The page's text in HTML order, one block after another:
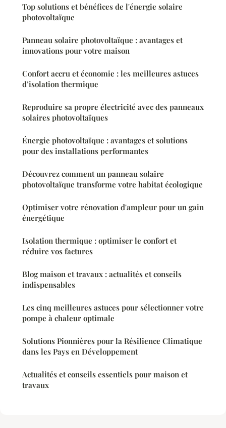
Top solutions et bénéfices de l'énergie solaire
photovoltaïque
Panneau solaire photovoltaïque : avantages et
innovations pour votre maison
Confort accru et économie : les meilleures astuces
d’isolation thermique
Reproduire sa propre électricité avec des panneaux
solaires photovoltaïques
Énergie photovoltaïque : avantages et solutions
pour des installations performantes
Découvrez comment un panneau solaire
photovoltaïque transforme votre habitat écologique
Optimiser votre rénovation d'ampleur pour un gain
énergétique
Isolation thermique : optimiser le confort et
réduire vos factures
Blog maison et travaux : actualités et conseils
indispensables
Les cinq meilleures astuces pour sélectionner votre
pompe à chaleur optimale
Solutions Pionnières pour la Résilience Climatique
dans les Pays en Développement
Actualités et conseils essentiels pour maison et
travaux